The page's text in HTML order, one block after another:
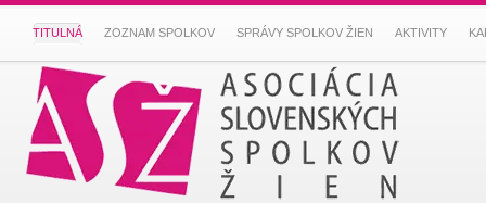
TITULNÁ ZOZNAM SPOLKOV SPRÁVY SPOLKOV ŽIEN AKTIVITY